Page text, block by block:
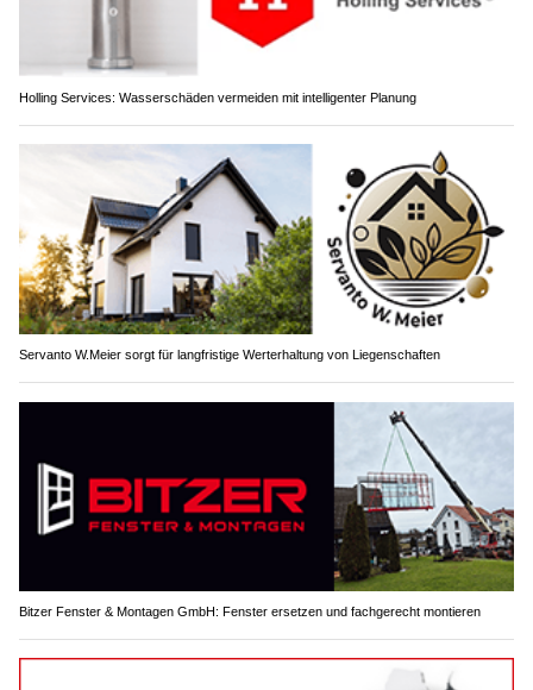
Holling Services: Wasserschäden vermeiden mit intelligenter Planung
Servanto W.Meier sorgt für langfristige Werterhaltung von Liegenschaften
Bitzer Fenster & Montagen GmbH: Fenster ersetzen und fachgerecht montieren